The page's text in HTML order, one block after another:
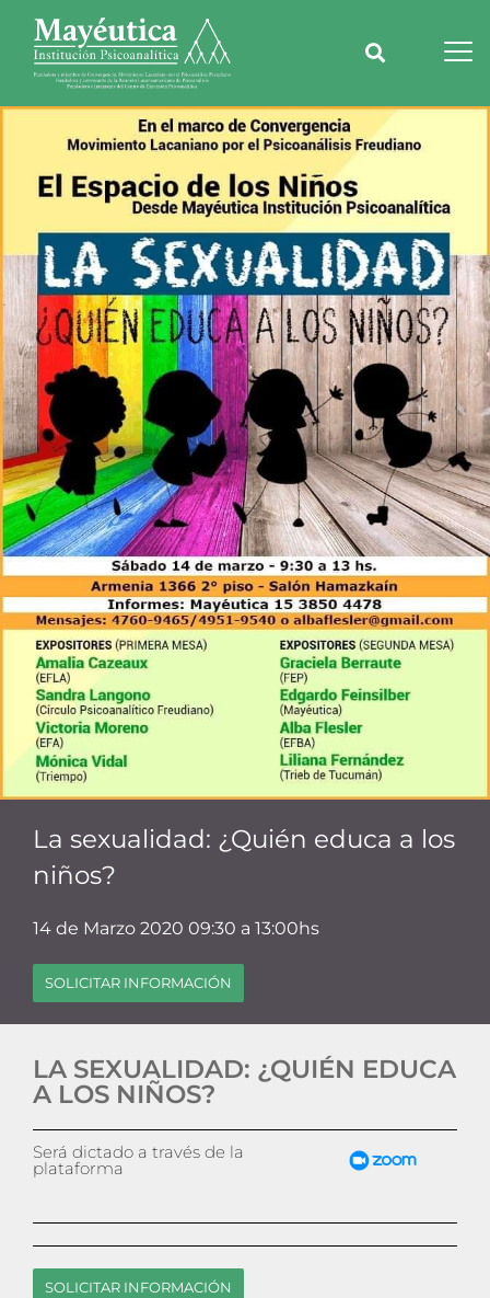
La sexualidad: ¿Quién educa a los
niños?
14 de Marzo 2020 09:30 a 13:00hs
SOLICITAR INFORMACIÓN
LA SEXUALIDAD: ¿QUIÉN EDUCA
A LOS NIÑOS?
Será dictado a través de la
plataforma
SOLICITAR INFORMACIÓN